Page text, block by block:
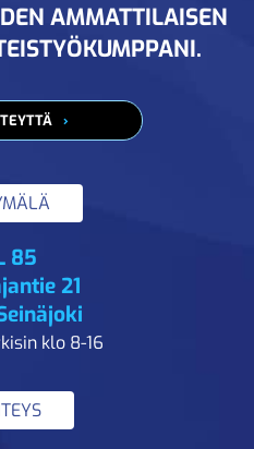
AMMATTILAISEN
85
21
klo 8-16